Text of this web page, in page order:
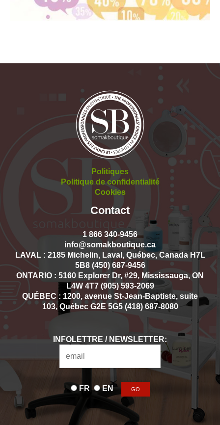
Politiques
Politique de confidentialité
Cookies
Contact
1 866 340-9456
info@somakboutique.ca
LAVAL : 2185 Michelin, Laval, Québec, Canada H7L
5B8 (450) 687-9456
ONTARIO : 5160 Explorer Dr, #29, Mississauga, ON
L4W 4T7 (905) 593-2069
QUÉBEC : 1200, avenue St-Jean-Baptiste, suite
103, Québec G2E 5G5 (418) 687-8080
INFOLETTRE / NEWSLETTER:
FR EN